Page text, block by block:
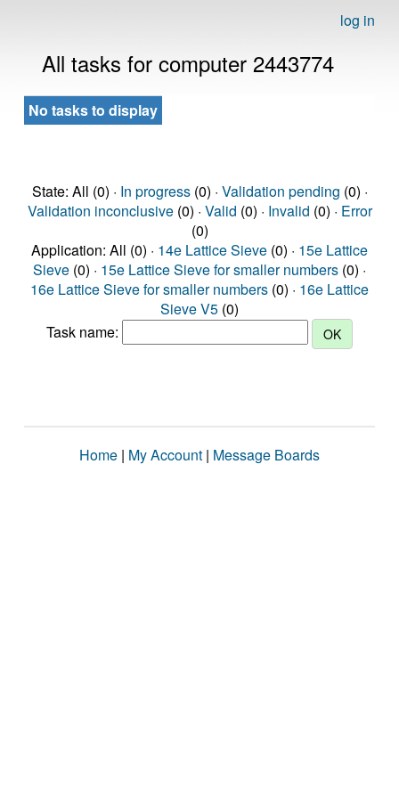
log in
All tasks for computer 2443774
No tasks to display
State: All (0) · In progress(0) · Validation pending (0) ·
Validation inconclusive(0) · Valid (0) · Invalid (0) · Error
(0)
Application: All (0) · 14e Lattice Sieve (0) · 15e Lattice
Sieve (0) · 15e Lattice Sieve for smaller numbers (0) ·
16e Lattice Sieve for smaller numbers (0) · 16e Lattice
Sieve V5 (0)
Task name:
Home | My Account | Message Boards